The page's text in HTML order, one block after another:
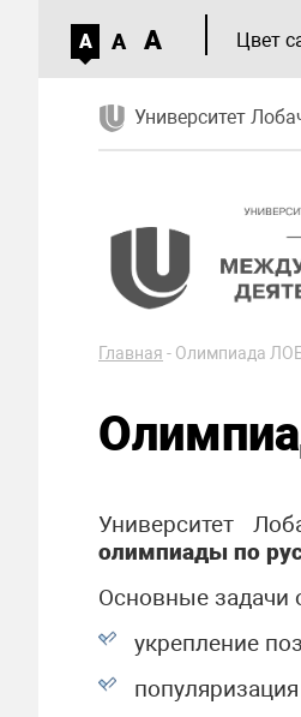
A A A Цвет
Университет
Главная - Олимпиада
Университет
олимпиады по
Основные задачи
укрепление